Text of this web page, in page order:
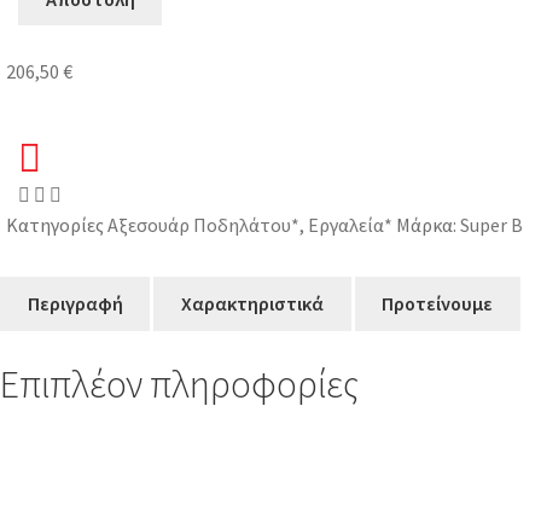
206,50 €
Κατηγορίες Αξεσουάρ Ποδηλάτου*, Εργαλεία* Μάρκα: Super B
Περιγραφή Χαρακτηριστικά Προτείνουμε
Επιπλέον πληροφορίες